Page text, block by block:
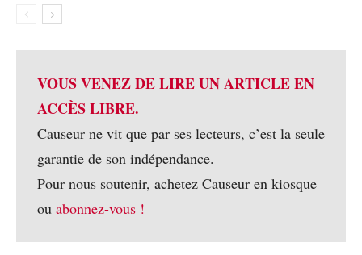
VOUS VENEZ DE LIRE UN ARTICLE EN
ACCÈS LIBRE.
Causeur ne vit que par ses lecteurs, c’est la seule
garantie de son indépendance.
Pour nous soutenir, achetez Causeur en kiosque
ou abonnez-vous !